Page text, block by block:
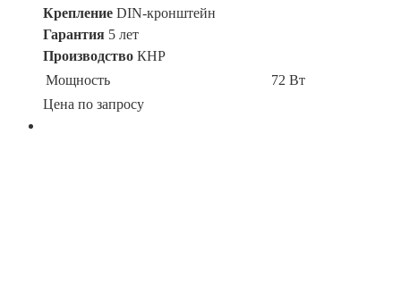
Крепление DIN-кронштейн
Гарантия 5 лет
Производство КНР
Мощность
72 Вт
Цена по запросу